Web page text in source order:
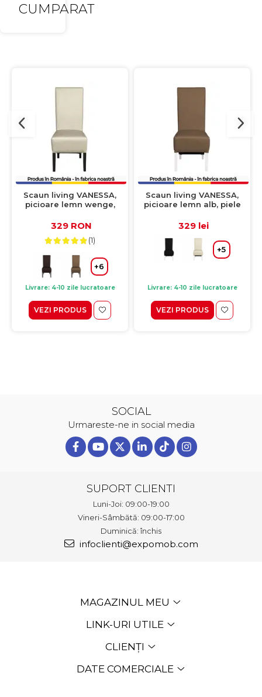
CUMPARAT
Scaun living VANESSA,
picioare lemn wenge,
47x60x110 cm
329 RON
(1)
+6
Livrare: 4-10 zile lucratoare
VEZI PRODUS
Scaun living VANESSA,
picioare lemn alb, piele
47x60x110 cm
329 lei
+5
Livrare: 4-10 zile lucratoare
VEZI PRODUS
SOCIAL
Urmareste-ne in social media
SUPORT CLIENTI
Luni-Joi: 09:00-19:00
Vineri-Sâmbătă: 09:00-17:00
Duminică: închis
infoclienti@expomob.com
MAGAZINUL MEU
LINK-URI UTILE
CLIENȚI
DATE COMERCIALE